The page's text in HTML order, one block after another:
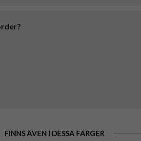
FINNS ÄVEN I DESSA FÄRGER